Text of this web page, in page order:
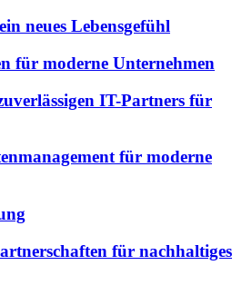
neues Lebensgefühl
für moderne Unternehmen
IT-Partners für
für moderne
für nachhaltiges